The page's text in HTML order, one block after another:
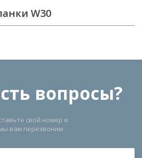
W30
вопросы?
свой номер и
вам перезвоним